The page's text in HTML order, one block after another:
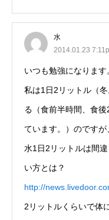
水
2014.01.23
いつも勉強になります
私は1日2リットル（
る（食前半時間、食
ています。）のですが
水1日2リットルは間
い方とは？
http://
2リットルくらいで体